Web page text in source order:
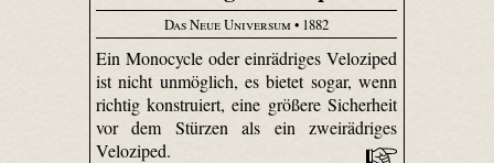
Das Neue Universum • 1882
Ein Monocycle oder einrädriges Veloziped
ist nicht unmöglich, es bietet sogar, wenn
richtig konstruiert, eine größere Sicherheit
vor dem Stürzen als ein zweirädriges
Veloziped.